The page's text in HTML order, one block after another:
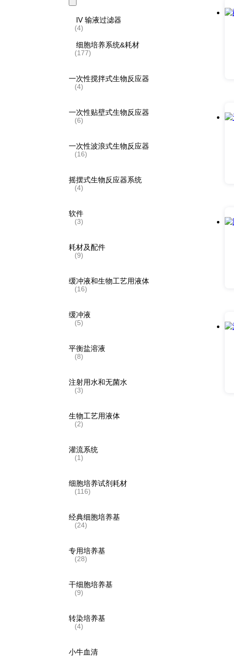
IV 输液过滤器
(4)
细胞培养系统&耗材
(177)
一次性搅拌式生物反应器
(4)
一次性贴壁式生物反应器
(6)
一次性波浪式生物反应器
(16)
摇摆式生物反应器系统
(4)
软件
(3)
耗材及配件
(9)
缓冲液和生物工艺用液体
(16)
缓冲液
(5)
平衡盐溶液
(8)
注射用水和无菌水
(3)
生物工艺用液体
(2)
灌流系统
(1)
细胞培养试剂耗材
(116)
经典细胞培养基
(24)
专用培养基
(28)
干细胞培养基
(9)
转染培养基
(4)
小牛血清